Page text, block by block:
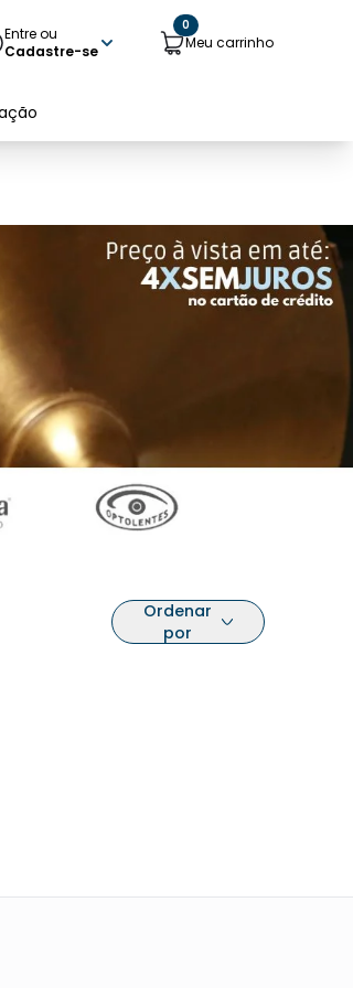
Entre ou
Cadastre-se
0
Meu carrinho
Ordenar
por